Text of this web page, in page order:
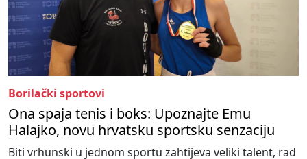
Borilački sportovi
Ona spaja tenis i boks: Upoznajte Emu
Halajko, novu hrvatsku sportsku senzaciju
Biti vrhunski u jednom sportu zahtijeva veliki talent, rad